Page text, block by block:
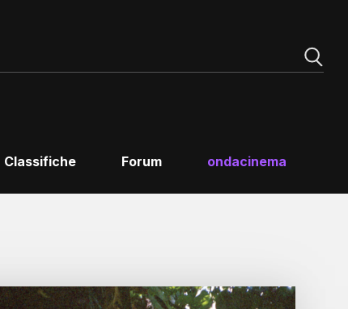
Classifiche Forum ondacinema